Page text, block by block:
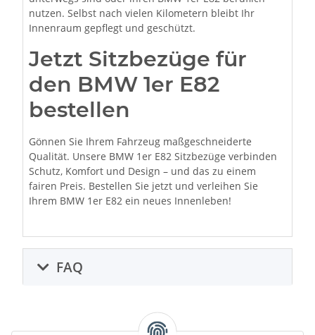
nutzen. Selbst nach vielen Kilometern bleibt Ihr
Innenraum gepflegt und geschützt.
Jetzt Sitzbezüge für
den BMW 1er E82
bestellen
Gönnen Sie Ihrem Fahrzeug maßgeschneiderte
Qualität. Unsere BMW 1er E82 Sitzbezüge verbinden
Schutz, Komfort und Design – und das zu einem
fairen Preis. Bestellen Sie jetzt und verleihen Sie
Ihrem BMW 1er E82 ein neues Innenleben!
FAQ